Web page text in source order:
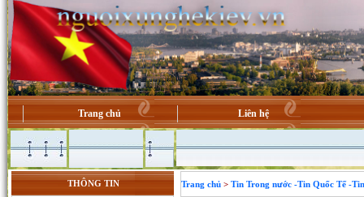
Trang chủ Liên hệ
THÔNG TIN Trang chủ > Tin Trong nước -Tin Quốc Tế -